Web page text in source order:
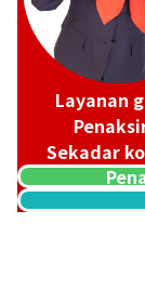
Layanan
Sekadar